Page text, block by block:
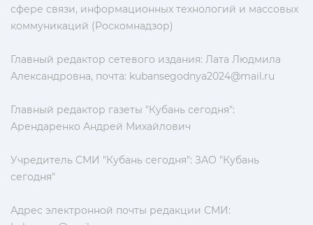
сфере связи, информационных технологий и массовых
коммуникаций (Роскомнадзор)
Главный редактор сетевого издания: Лата Людмила
Александровна, почта: kubansegodnya2024@mail.ru
Главный редактор газеты "Кубань сегодня":
Арендаренко Андрей Михайлович
Учредитель СМИ "Кубань сегодня": ЗАО "Кубань
сегодня"
Адрес электронной почты редакции СМИ: